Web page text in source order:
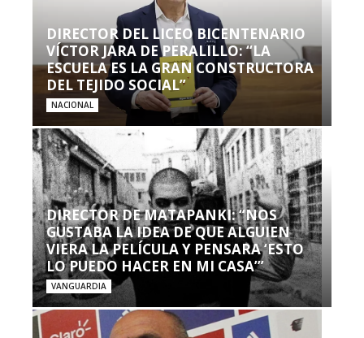
DIRECTOR DEL LICEO BICENTENARIO
VÍCTOR JARA DE PERALILLO: “LA
ESCUELA ES LA GRAN CONSTRUCTORA
DEL TEJIDO SOCIAL”
NACIONAL
DIRECTOR DE MATAPANKI: “NOS
GUSTABA LA IDEA DE QUE ALGUIEN
VIERA LA PELÍCULA Y PENSARA ‘ESTO
LO PUEDO HACER EN MI CASA’”
VANGUARDIA